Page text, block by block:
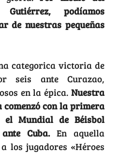
podíamos
de nuestras pequeñas
categorica victoria de
seis ante Curazao,
en la épica. Nuestra
con la primera
Mundial de Béisbol
Cuba.En aquella
los jugadores «Héroes